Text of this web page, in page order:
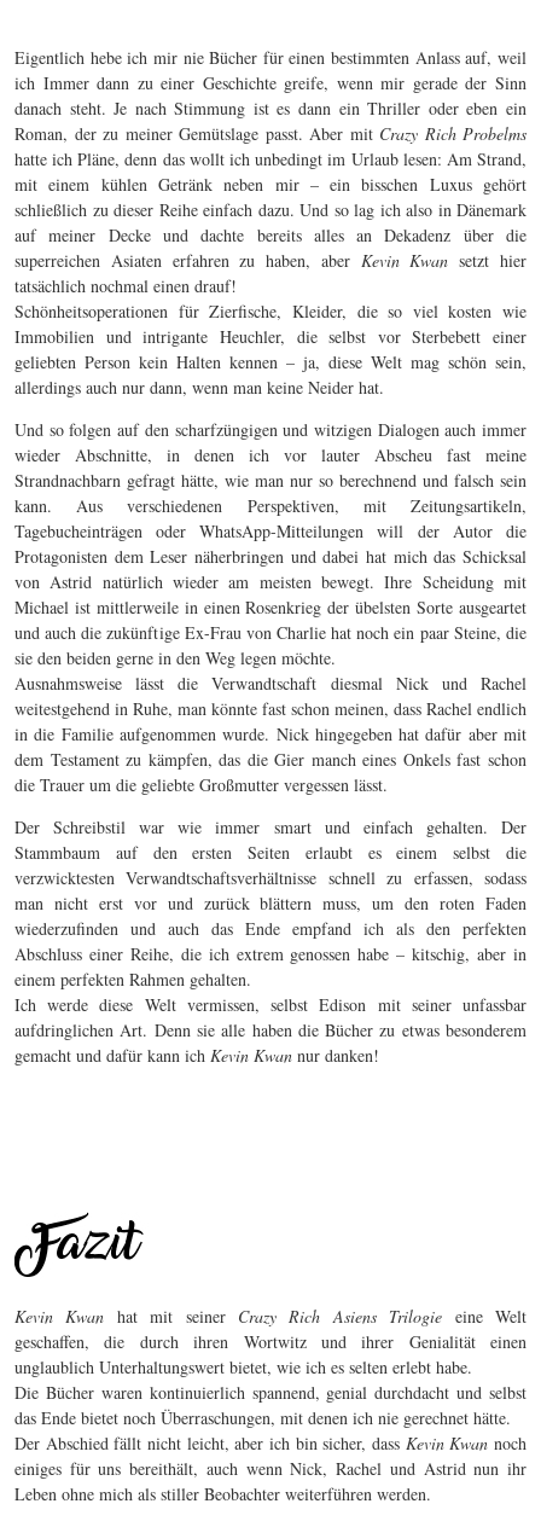
Eigentlich hebe ich mir nie Bücher für einen bestimmten Anlass auf, weil
ich Immer dann zu einer Geschichte greife, wenn mir gerade der Sinn
danach steht. Je nach Stimmung ist es dann ein Thriller oder eben ein
Roman, der zu meiner Gemütslage passt. Aber mit Crazy Rich Probelms
hatte ich Pläne, denn das wollt ich unbedingt im Urlaub lesen: Am Strand,
mit einem kühlen Getränk neben mir – ein bisschen Luxus gehört
schließlich zu dieser Reihe einfach dazu. Und so lag ich also in Dänemark
auf meiner Decke und dachte bereits alles an Dekadenz über die
superreichen Asiaten erfahren zu haben, aber Kevin Kwan setzt hier
tatsächlich nochmal einen drauf!
Schönheitsoperationen für Zierfische, Kleider, die so viel kosten wie
Immobilien und intrigante Heuchler, die selbst vor Sterbebett einer
geliebten Person kein Halten kennen – ja, diese Welt mag schön sein,
allerdings auch nur dann, wenn man keine Neider hat.
Und so folgen auf den scharfzüngigen und witzigen Dialogen auch immer
wieder Abschnitte, in denen ich vor lauter Abscheu fast meine
Strandnachbarn gefragt hätte, wie man nur so berechnend und falsch sein
kann. Aus verschiedenen Perspektiven, mit Zeitungsartikeln,
Tagebucheinträgen oder WhatsApp-Mitteilungen will der Autor die
Protagonisten dem Leser näherbringen und dabei hat mich das Schicksal
von Astrid natürlich wieder am meisten bewegt. Ihre Scheidung mit
Michael ist mittlerweile in einen Rosenkrieg der übelsten Sorte ausgeartet
und auch die zukünftige Ex-Frau von Charlie hat noch ein paar Steine, die
sie den beiden gerne in den Weg legen möchte.
Ausnahmsweise lässt die Verwandtschaft diesmal Nick und Rachel
weitestgehend in Ruhe, man könnte fast schon meinen, dass Rachel endlich
in die Familie aufgenommen wurde. Nick hingegeben hat dafür aber mit
dem Testament zu kämpfen, das die Gier manch eines Onkels fast schon
die Trauer um die geliebte Großmutter vergessen lässt.
Der Schreibstil war wie immer smart und einfach gehalten. Der
Stammbaum auf den ersten Seiten erlaubt es einem selbst die
verzwicktesten Verwandtschaftsverhältnisse schnell zu erfassen, sodass
man nicht erst vor und zurück blättern muss, um den roten Faden
wiederzufinden und auch das Ende empfand ich als den perfekten
Abschluss einer Reihe, die ich extrem genossen habe – kitschig, aber in
einem perfekten Rahmen gehalten.
Ich werde diese Welt vermissen, selbst Edison mit seiner unfassbar
aufdringlichen Art. Denn sie alle haben die Bücher zu etwas besonderem
gemacht und dafür kann ich Kevin Kwan nur danken!
Kevin Kwan hat mit seiner Crazy Rich Asiens Trilogie eine Welt
geschaffen, die durch ihren Wortwitz und ihrer Genialität einen
unglaublich Unterhaltungswert bietet, wie ich es selten erlebt habe.
Die Bücher waren kontinuierlich spannend, genial durchdacht und selbst
das Ende bietet noch Überraschungen, mit denen ich nie gerechnet hätte.
Der Abschied fällt nicht leicht, aber ich bin sicher, dass Kevin Kwannoch
einiges für uns bereithält, auch wenn Nick, Rachel und Astrid nun ihr
Leben ohne mich als stiller Beobachter weiterführen werden.